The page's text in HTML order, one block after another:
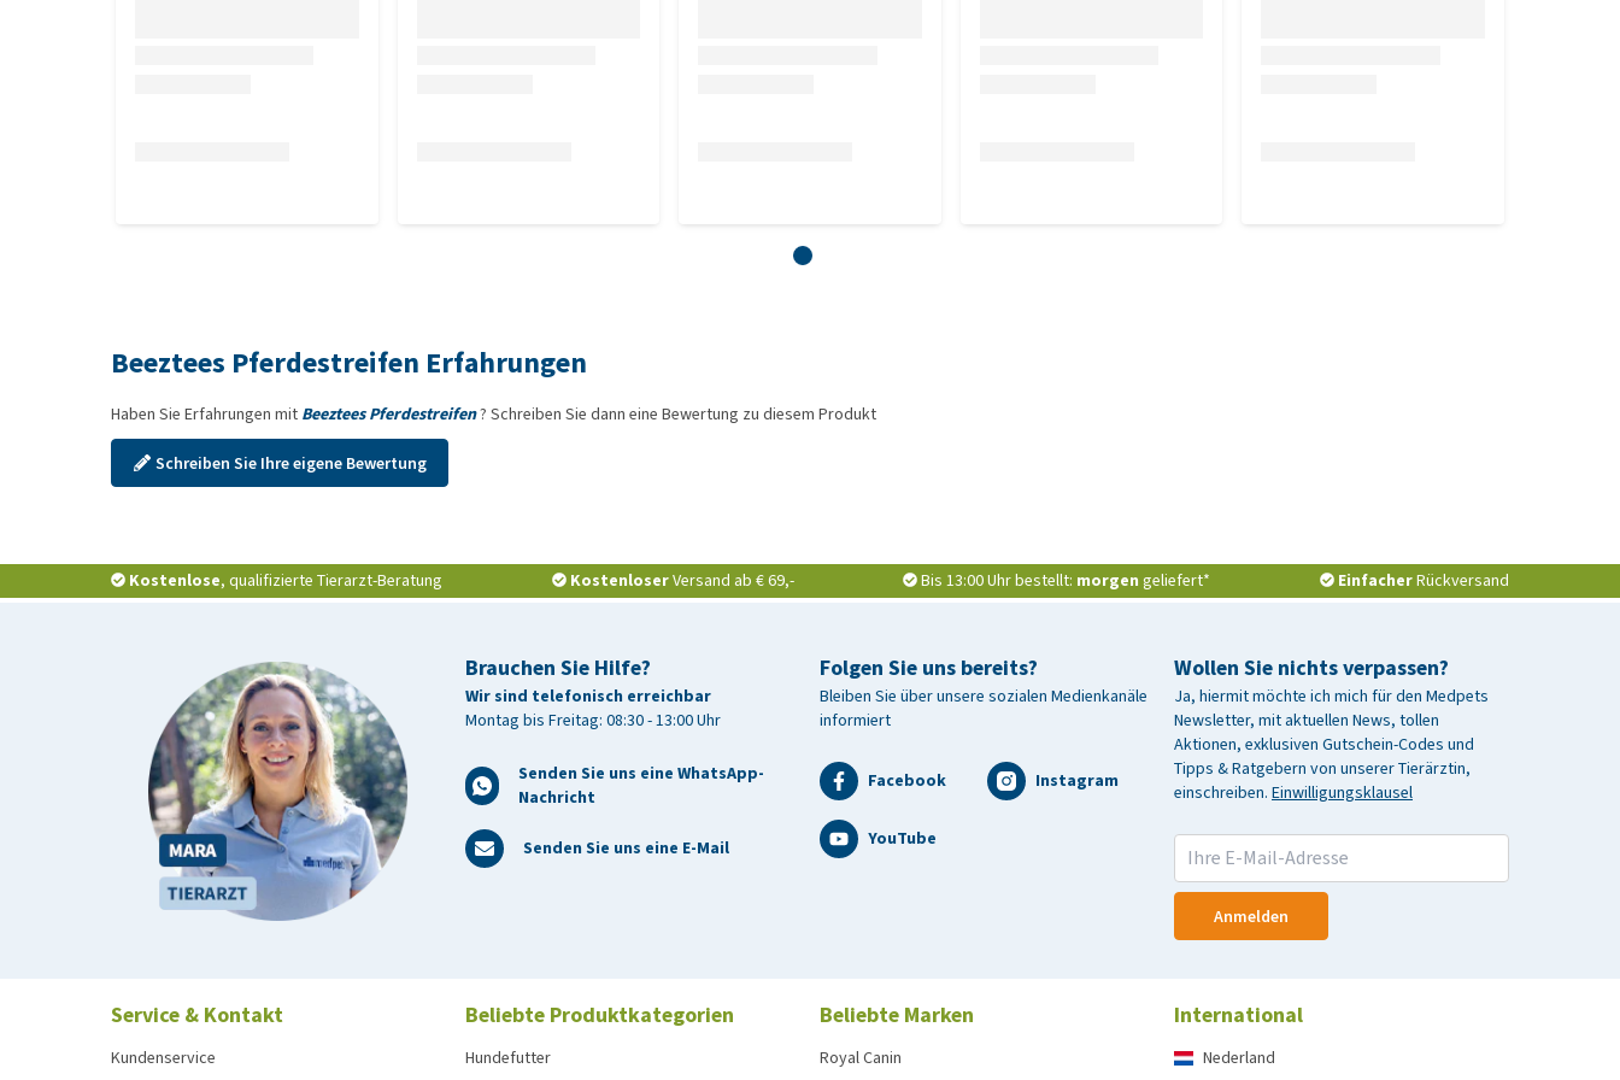
Beeztees Pferdestreifen Erfahrungen
Haben Sie Erfahrungen mit Beeztees Pferdestreifen? Schreiben Sie dann eine Bewertung zu diesem Produkt
Schreiben Sie Ihre eigene Bewertung
Kostenlose, qualifizierte Tierarzt-Beratung KostenloserVersand ab € 69,- Bis 13:00 Uhr bestellt: morgen geliefert* EinfacherRückversand
Brauchen Sie Hilfe?
Wir sind telefonisch erreichbar
Montag bis Freitag: 08:30 - 13:00 Uhr
Senden Sie uns eine WhatsApp-
Nachricht
Senden Sie uns eine E-Mail
Wollen Sie nichts verpassen?
Ja, hiermit möchte ich mich für den Medpets
Newsletter, mit aktuellen News, tollen
Aktionen, exklusiven Gutschein-Codes und
Tipps & Ratgebern von unserer Tierärztin,
einschreiben. Einwilligungsklausel
Anmelden
Folgen Sie uns bereits?
Bleiben Sie über unsere sozialen Medienkanäle
informiert
Facebook Instagram
YouTube
Service & Kontakt
Kundenservice
Beliebte Produktkategorien
Hundefutter
Beliebte Marken
Royal Canin
International
Nederland